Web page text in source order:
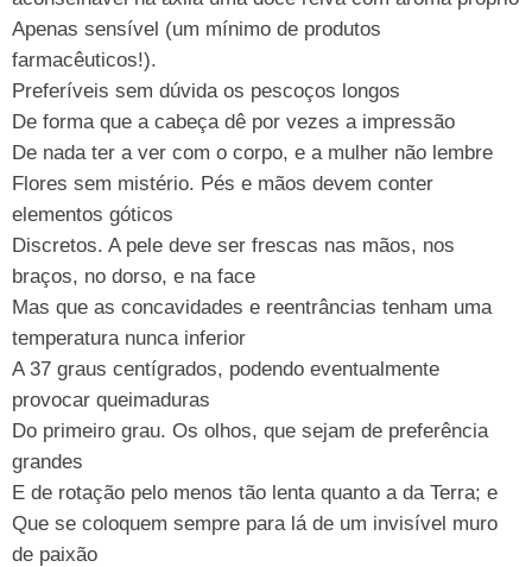
Apenas sensível (um mínimo de produtos
farmacêuticos!).
Preferíveis sem dúvida os pescoços longos
De forma que a cabeça dê por vezes a impressão
De nada ter a ver com o corpo, e a mulher não lembre
Flores sem mistério. Pés e mãos devem conter
elementos góticos
Discretos. A pele deve ser frescas nas mãos, nos
braços, no dorso, e na face
Mas que as concavidades e reentrâncias tenham uma
temperatura nunca inferior
A 37 graus centígrados, podendo eventualmente
provocar queimaduras
Do primeiro grau. Os olhos, que sejam de preferência
grandes
E de rotação pelo menos tão lenta quanto a da Terra; e
Que se coloquem sempre para lá de um invisível muro
de paixão